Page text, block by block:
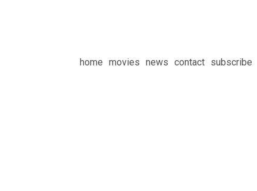
home movies news contact subscribe